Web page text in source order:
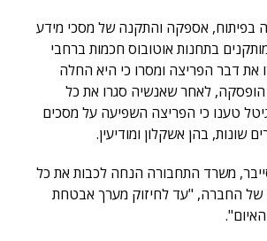
בפיתוח, אספקה והתקנה של מסכי מידע
בתחנות אוטובוס חכמות ברחבי
את דבר הפריצה ומסרו כי היא החלה
ב-20:30, וב-21:40 הופסקה, לאחר שאנשיה סגרו את כל
טענו כי הפריצה השפיעה על מסכים
שונות, בהן אשקלון ומודיעין.
משרד התחבורה הנחה לכבות את כל
של החברה, "עד לחיזוק מערך אבטחת